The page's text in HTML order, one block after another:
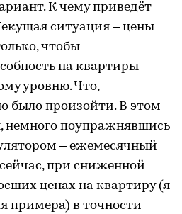
К чему приведёт
ситуация – цены
чтобы
на квартиры
уровню. Что,
было произойти. В этом
немного поупражнявшись
– ежемесячный
при сниженной
ценах на квартиру (я
примера) в точности